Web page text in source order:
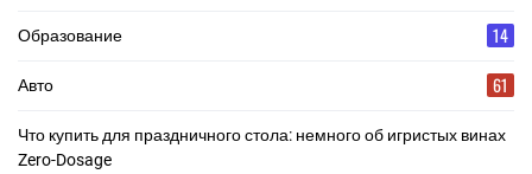
Образование 14
Авто 61
Что купить для праздничного стола: немного об игристых винах
Zero-Dosage